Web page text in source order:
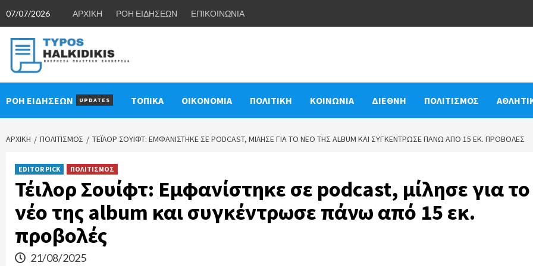
content
07/07/2026 ΑΡΧΙΚΗ ΡΟΗ ΕΙΔΗΣΕΩΝ ΕΠΙΚΟΙΝΩΝΙΑ
ΡΟΗ ΕΙΔΗΣΕΩΝ UPDATES ΤΟΠΙΚΑ ΟΙΚΟΝΟΜΙΑ ΠΟΛΙΤΙΚΗ ΚΟΙΝΩΝΙΑ ΔΙΕΘΝΗ ΠΟΛΙΤΙΣΜΟΣ
ΑΡΧΙΚΉ ΠΟΛΙΤΙΣΜΟΣ ΤΈΙΛΟΡ ΣΟΥΊΦΤ: ΕΜΦΑΝΊΣΤΗΚΕ ΣΕ PODCAST, ΜΊΛΗΣΕ ΓΙΑ ΤΟ ΝΈΟ ΤΗΣ ALBUM ΚΑΙ ΣΥΓΚΈΝΤΡΩΣΕ ΠΆΝΩ ΑΠΌ 15 ΕΚ. ΠΡΟΒΟΛΈΣ
EDITOR PICK ΠΟΛΙΤΙΣΜΟΣ
Τέιλορ Σουίφτ: Εμφανίστηκε σε podcast, μίλησε για το
νέο της album και συγκέντρωσε πάνω από 15 εκ.
προβολές
21/08/2025